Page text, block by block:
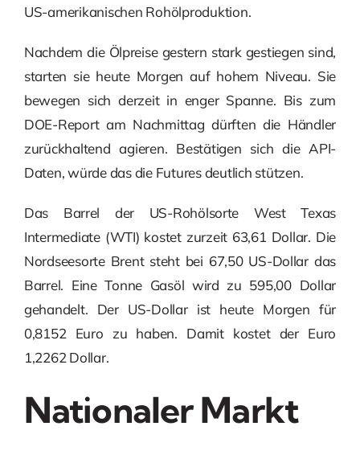
US-amerikanischen Rohölproduktion.
Nachdem die Ölpreise gestern stark gestiegen sind,
starten sie heute Morgen auf hohem Niveau. Sie
bewegen sich derzeit in enger Spanne. Bis zum
DOE-Report am Nachmittag dürften die Händler
zurückhaltend agieren. Bestätigen sich die API-
Daten, würde das die Futures deutlich stützen.
Das Barrel der US-Rohölsorte West Texas
Intermediate (WTI) kostet zurzeit 63,61 Dollar. Die
Nordseesorte Brent steht bei 67,50 US-Dollar das
Barrel. Eine Tonne Gasöl wird zu 595,00 Dollar
gehandelt. Der US-Dollar ist heute Morgen für
0,8152 Euro zu haben. Damit kostet der Euro
1,2262 Dollar.
Nationaler Markt